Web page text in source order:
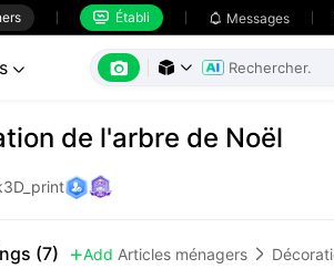
 Établi  Messages
   
de l'arbre de Noël
(7) Add Articles ménagers 